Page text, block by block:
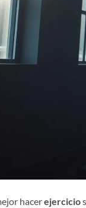
hacerejercicio